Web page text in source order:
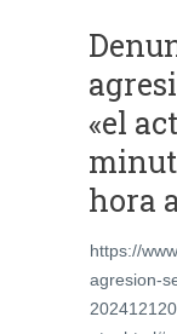
«el
hora
https://
agresion-